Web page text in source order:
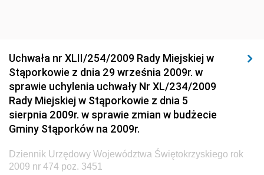
Środowiska
Dziennik Urzędowy Ministerstwa Administracji,
Gospodarki Terenowej i Ochrony Środowiska
Dziennik Urzędowy Ministerstwa Administracji i
Gospodarki Przestrzennej
Dziennik Urzędowy Unii Europejskiej, L
Dziennik Urzędowy Ministerstwa Komunikacji
Uchwała nr XLII/254/2009 Rady Miejskiej w
Stąporkowie z dnia 29 września 2009r. w
sprawie uchylenia uchwały Nr XL/234/2009
Rady Miejskiej w Stąporkowie z dnia 5
sierpnia 2009r. w sprawie zmian w budżecie
Gminy Stąporków na 2009r.
Dziennik Urzędowy Województwa Świętokrzyskiego rok
2009 nr 474 poz. 3451